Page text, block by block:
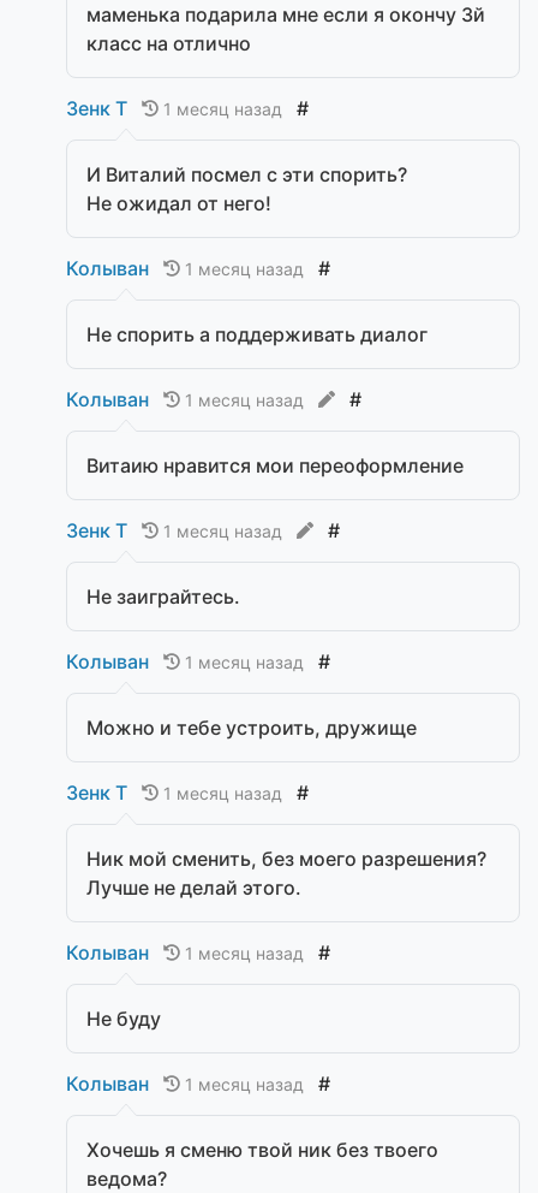
маменька подарила мне если я окончу 3й
класс на отлично
Зенк Т 1 месяц назад #
И Виталий посмел с эти спорить?
Не ожидал от него!
Колыван 1 месяц назад #
Не спорить а поддерживать диалог
Колыван 1 месяц назад #
Витаию нравится мои переоформление
Зенк Т 1 месяц назад #
Не заиграйтесь.
Колыван 1 месяц назад #
Можно и тебе устроить, дружище
Зенк Т 1 месяц назад #
Ник мой сменить, без моего разрешения?
Лучше не делай этого.
Колыван 1 месяц назад #
Не буду
Колыван 1 месяц назад #
Хочешь я сменю твой ник без твоего
ведома?